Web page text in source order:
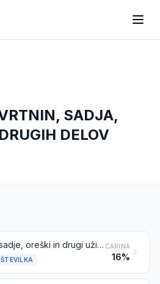
SADJA,
DELOV
Vrtnine, sadje, oreški in drugi užitni deli rastlin, pripravljeni ali konzervirani v kisu ali ocetni kislini CARINA
16%